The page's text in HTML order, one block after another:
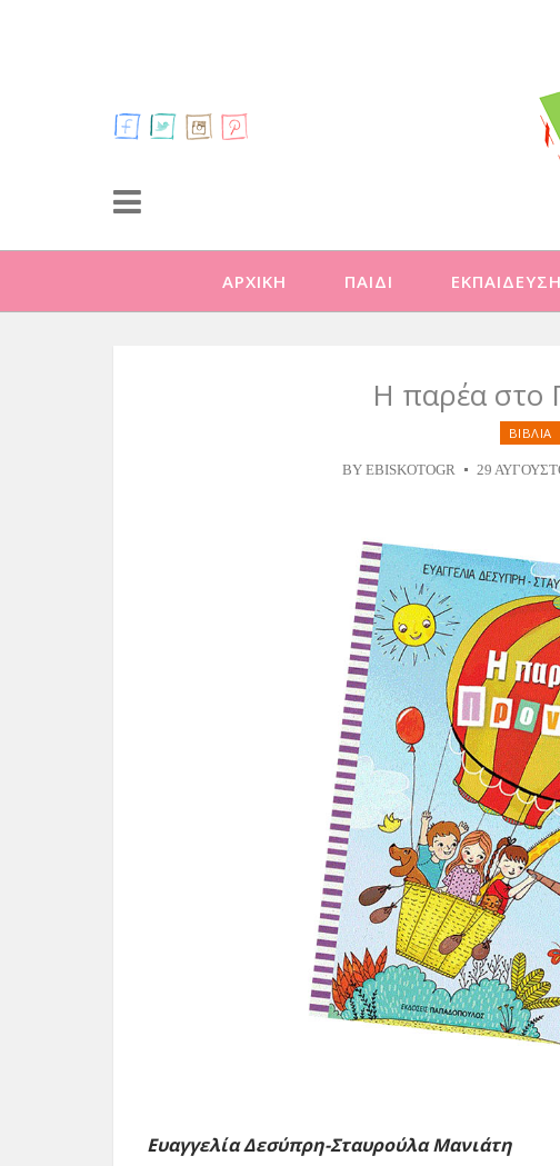
ΑΡΧΙΚΗ ΠΑΙΔΙ ΕΚΠΑΙΔΕΥΣΗ
Η παρέα στο
ΒΙΒΛΙΑ
BY EBISKOTOGR 29
Ευαγγελία Δεσύπρη-Σταυρούλα Μανιάτη